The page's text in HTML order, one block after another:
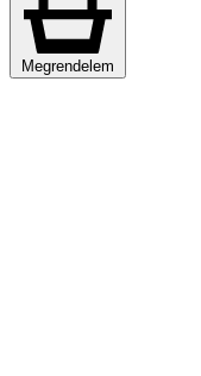
Megrendelem